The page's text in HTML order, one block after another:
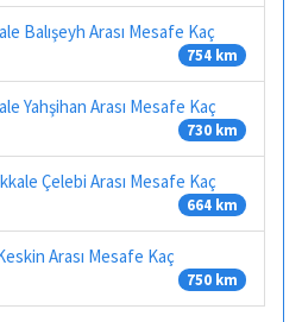
Balışeyh Arası Mesafe Kaç
754 km
Yahşihan Arası Mesafe Kaç
730 km
Çelebi Arası Mesafe Kaç
664 km
Arası Mesafe Kaç
750 km